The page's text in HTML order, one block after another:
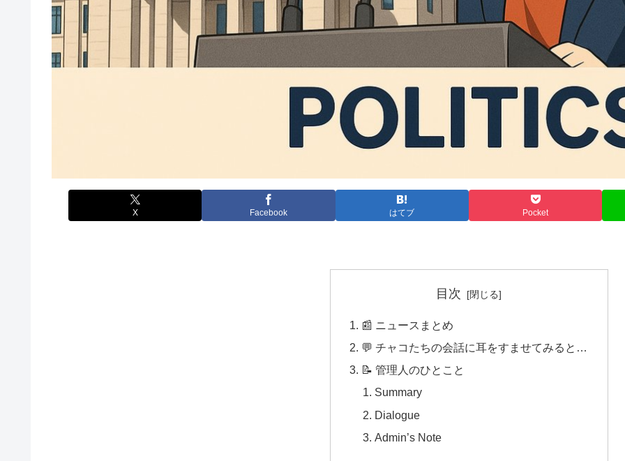
X Facebook はてブ Pocket
目次
📰 ニュースまとめ
💬 チャコたちの会話に耳をすませてみると…
📝 管理人のひとこと
Summary
Dialogue
Admin’s Note